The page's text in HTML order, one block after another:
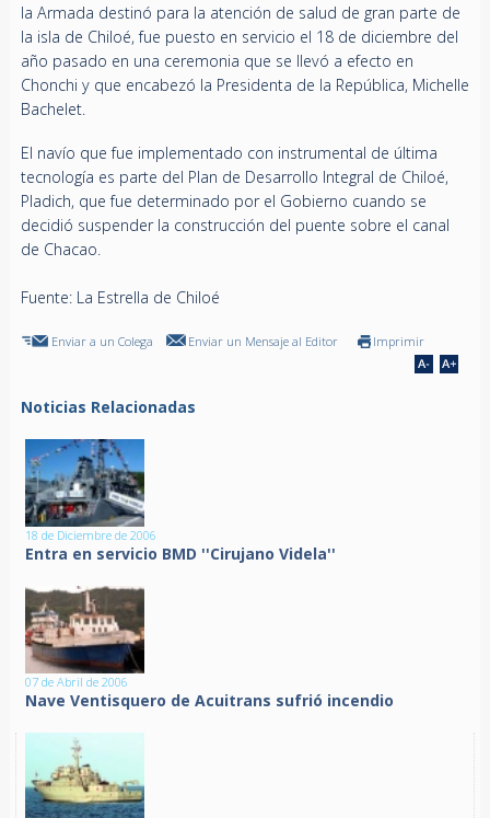
la Armada destinó para la atención de salud de gran parte de
la isla de Chiloé, fue puesto en servicio el 18 de diciembre del
año pasado en una ceremonia que se llevó a efecto en
Chonchi y que encabezó la Presidenta de la República, Michelle
Bachelet.
El navío que fue implementado con instrumental de última
tecnología es parte del Plan de Desarrollo Integral de Chiloé,
Pladich, que fue determinado por el Gobierno cuando se
decidió suspender la construcción del puente sobre el canal
de Chacao.
Fuente: La Estrella de Chiloé
Enviar a un Colega Enviar un Mensaje al Editor Imprimir
Noticias Relacionadas
18 de Diciembre de 2006
Entra en servicio BMD ''Cirujano Videla''
07 de Abril de 2006
Nave Ventisquero de Acuitrans sufrió incendio